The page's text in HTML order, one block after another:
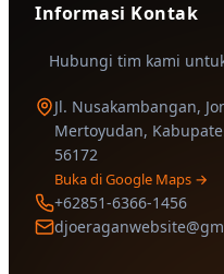
Informasi Kontak
Hubungi tim kami
Jl. Nusakambangan,
Mertoyudan,
56172
Buka di Google Maps →
+62851-6366-1456